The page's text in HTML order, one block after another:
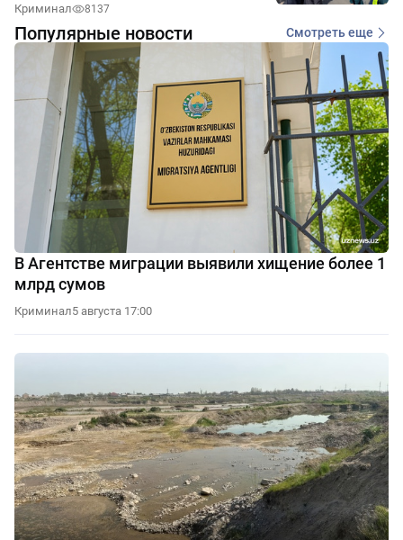
Криминал 8137
Популярные новости Смотреть еще
В Агентстве миграции выявили хищение более 1
млрд сумов
Криминал5 августа 17:00